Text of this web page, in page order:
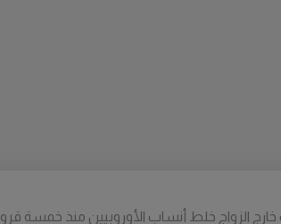
خارج الزواج خلط أنساب الأوروبيين منذ خمسة